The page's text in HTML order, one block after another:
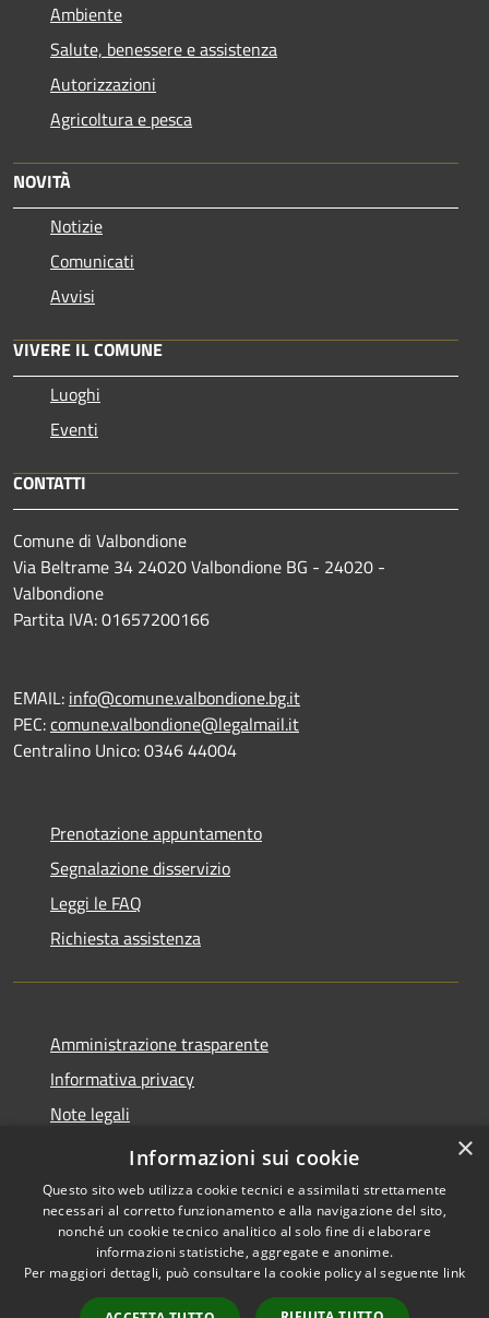
Ambiente
Salute, benessere e assistenza
Autorizzazioni
Agricoltura e pesca
NOVITÀ
Notizie
Comunicati
Avvisi
VIVERE IL COMUNE
Luoghi
Eventi
CONTATTI
Comune di Valbondione
Via Beltrame 34 24020 Valbondione BG - 24020 -
Valbondione
Partita IVA: 01657200166
EMAIL: info@comune.valbondione.bg.it
PEC:comune.valbondione@legalmail.it
Centralino Unico: 0346 44004
Prenotazione appuntamento
Segnalazione disservizio
Leggi le FAQ
Richiesta assistenza
Amministrazione trasparente
Informativa privacy
Note legali
Dichiarazione di accessibilità
Accessibilità
Copyright © 2026 • Comune di
Valbondione • Powered by
Municipium• Accesso
×
Informazioni sui cookie
Questo sito web utilizza cookie tecnici e assimilati strettamente
necessari al corretto funzionamento e alla navigazione del sito,
nonché un cookie tecnico analitico al solo fine di elaborare
informazioni statistiche, aggregate e anonime.
Per maggiori dettagli, può consultare la cookie policy al seguente link